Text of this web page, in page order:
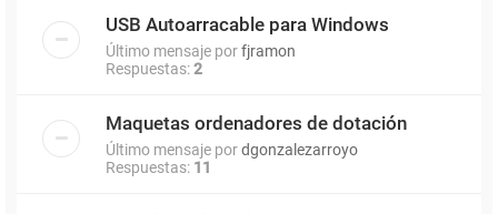
USB Autoarracable para Windows
Último mensaje porfjramon
Respuestas:2
Maquetas ordenadores de dotación
Último mensaje pordgonzalezarroyo
Respuestas: 11